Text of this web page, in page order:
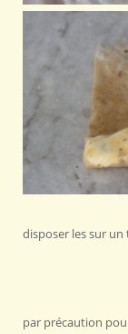
disposer les sur
par précaution